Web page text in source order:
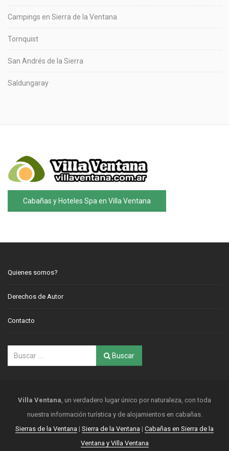
Campings en Sierra de la Ventana
Tornquist
San Andrés de la Sierra
Saldungaray
Cabañas y Hoteles Spa en Villa Ventana
Quienes somos?
Derechos de Autor
Contacto
Buscar
Villa Ventana, un verdadero lugar único por naturaleza, con toda
nuestra información turística y de alojamientos en cabañas.
Sierras de la Ventana | Sierra de la Ventana | Cabañas en Sierra de la
Ventana y Villa Ventana